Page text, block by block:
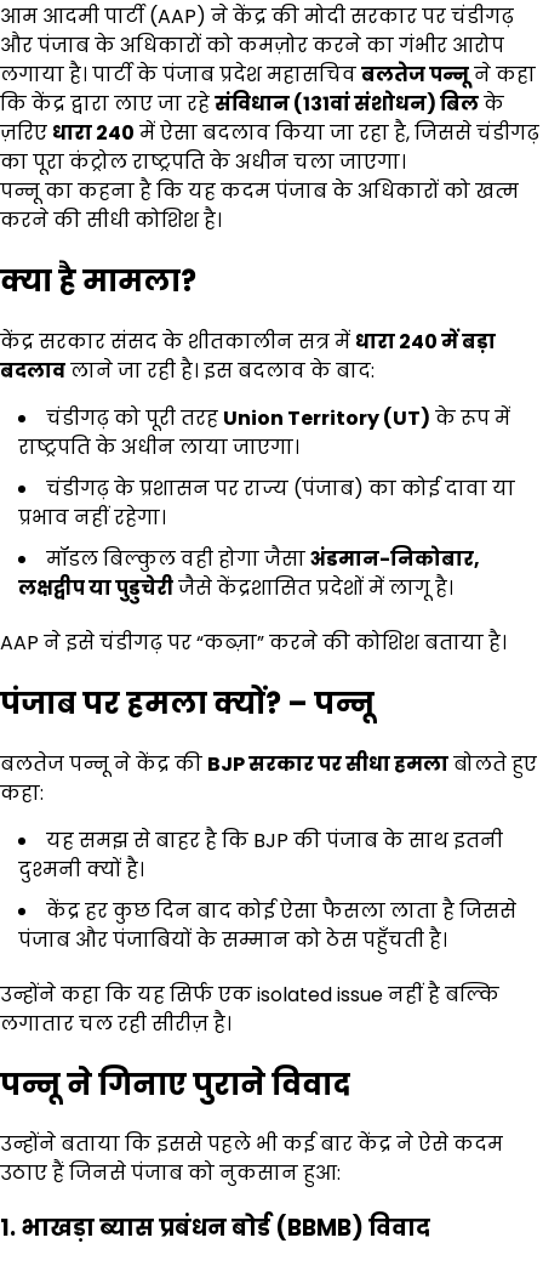
आम आदमी पार्टी (AAP) ने केंद्र की मोदी सरकार पर चंडीगढ़
और पंजाब के अधिकारों को कमज़ोर करने का गंभीर आरोप
लगाया है। पार्टी के पंजाब प्रदेश महासचिवबलतेज पन्नूने कहा
कि केंद्र द्वारा लाए जा रहेसंविधान (131वां संशोधन) बिलके
ज़रिए धारा 240 में ऐसा बदलाव किया जा रहा है, जिससे चंडीगढ़
का पूरा कंट्रोल राष्ट्रपति के अधीन चला जाएगा।
पन्नू का कहना है कि यह कदम पंजाब के अधिकारों को खत्म
करने की सीधी कोशिश है।
क्या है मामला?
केंद्र सरकार संसद के शीतकालीन सत्र में धारा 240में बड़ा
बदलावलाने जा रही है। इस बदलाव के बाद:
चंडीगढ़ को पूरी तरह Union Territory (UT) के रूप में
राष्ट्रपति के अधीन लाया जाएगा।
चंडीगढ़ के प्रशासन पर राज्य (पंजाब) का कोई दावा या
प्रभाव नहीं रहेगा।
मॉडल बिल्कुल वही होगा जैसाअंडमान-निकोबार,
लक्षद्वीप या पुडुचेरीजैसे केंद्रशासित प्रदेशों में लागू है।
AAP ने इसे चंडीगढ़ पर “कब्ज़ा” करने की कोशिश बताया है।
पंजाब पर हमला क्यों? – पन्नू
बलतेज पन्नू ने केंद्र की BJPसरकार पर सीधा हमलाबोलते हुए
कहा:
यह समझ से बाहर है कि BJP की पंजाब के साथ इतनी
दुश्मनी क्यों है।
केंद्र हर कुछ दिन बाद कोई ऐसा फैसला लाता है जिससे
पंजाब और पंजाबियों के सम्मान को ठेस पहुँचती है।
उन्होंने कहा कि यह सिर्फ एक isolated issue नहीं है बल्कि
लगातार चल रही सीरीज़ है।
पन्नू ने गिनाए पुराने विवाद
उन्होंने बताया कि इससे पहले भी कई बार केंद्र ने ऐसे कदम
उठाए हैं जिनसे पंजाब को नुकसान हुआ:
1.भाखड़ा ब्यास प्रबंधन बोर्ड (BBMB)विवाद